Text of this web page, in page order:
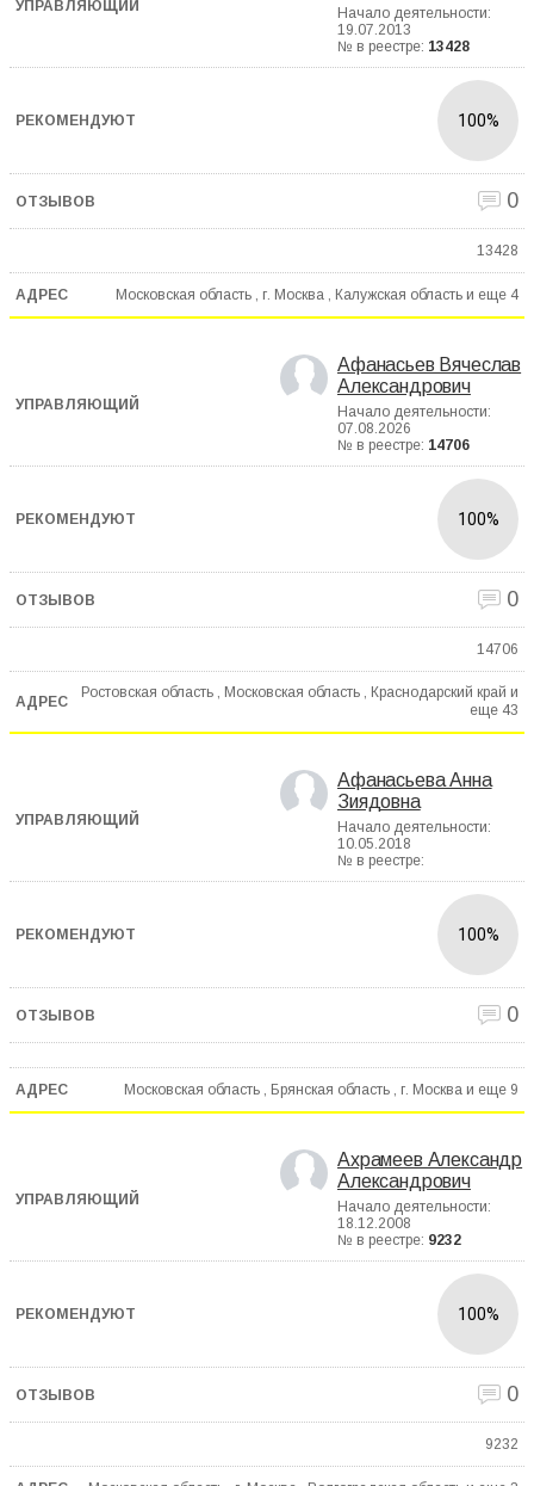
Начало деятельности:
19.07.2013
№ в реестре: 13428
100%
0
13428
Московская область , г. Москва , Калужская область и еще 4
Афанасьев Вячеслав
Александрович
Начало деятельности:
07.08.2026
№ в реестре: 14706
100%
0
14706
Ростовская область , Московская область , Краснодарский край и
еще 43
Афанасьева Анна
Зиядовна
Начало деятельности:
10.05.2018
№ в реестре:
100%
0
Московская область , Брянская область , г. Москва и еще 9
Ахрамеев Александр
Александрович
Начало деятельности:
18.12.2008
№ в реестре: 9232
100%
0
9232